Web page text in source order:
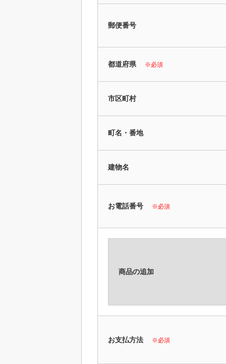
郵便番号
都道府県 ※必須
市区町村
町名・番地
建物名
お電話番号 ※必須
商品の追加
お支払方法 ※必須